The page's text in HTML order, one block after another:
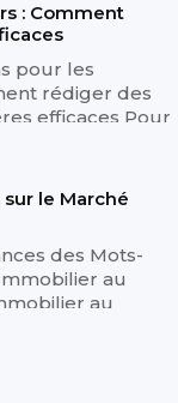
: Comment
pour les
rédiger des
efficaces Pour
le Marché
des Mots-
au
au